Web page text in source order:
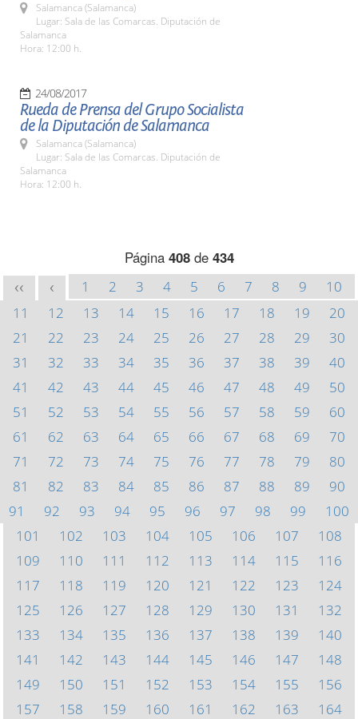
Salamanca (Salamanca)
Lugar: Sala de las Comarcas. Diputación de
Salamanca
Hora: 12:00 h.
24/08/2017
Rueda de Prensa del Grupo Socialista
de la Diputación de Salamanca
Salamanca (Salamanca)
Lugar: Sala de las Comarcas. Diputación de
Salamanca
Hora: 12:00 h.
Página 408de 434
<< < 1 2 3 4 5 6 7 8 9
10
11
12 13 14 15 16 17 18 19
20
21
22 23 24 25 26 27 28 29
30
31
32 33 34 35 36 37 38 39
40
41
42 43 44 45 46 47 48 49
50
51
52 53 54 55 56 57 58 59
60
61
62 63 64 65 66 67 68 69
70
71
72 73 74 75 76 77 78 79
80
81
82 83 84 85 86 87 88 89
90
91
92 93 94 95 96 97 98 99
100
101
102 103 104 105 106 107
108
109
110 111 112 113 114 115
116
117
118 119 120 121 122 123
124
125
126 127 128 129 130 131
132
133
134 135 136 137 138 139
140
141
142 143 144 145 146 147
148
149
150 151 152 153 154 155
156
157
158 159 160 161 162 163
164